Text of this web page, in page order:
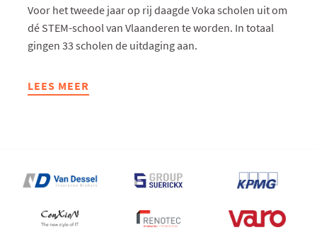
Voor het tweede jaar op rij daagde Voka scholen uit om
dé STEM-school van Vlaanderen te worden. In totaal
gingen 33 scholen de uitdaging aan.
LEES MEER
ABOUT
EEN
VOKA
AWARD